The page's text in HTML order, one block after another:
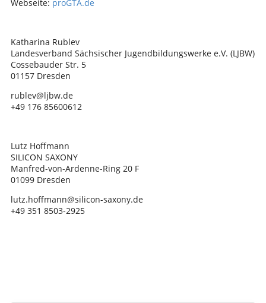
Webseite: proGTA.de
Katharina Rublev
Landesverband Sächsischer Jugendbildungswerke e.V. (LJBW)
Cossebauder Str. 5
01157 Dresden
rublev@ljbw.de
+49 176 85600612
Lutz Hoffmann
SILICON SAXONY
Manfred-von-Ardenne-Ring 20 F
01099 Dresden
lutz.hoffmann@silicon-saxony.de
+49 351 8503-2925